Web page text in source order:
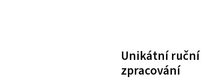
Unikátní ruční
zpracování